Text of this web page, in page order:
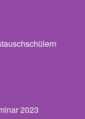
von
von
2023